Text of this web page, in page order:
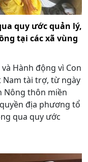
quy ước quản lý,
tại các xã vùng
Hành động vì Con
Nam tài trợ, từ ngày
Nông thôn miền
địa phương tổ
qua quy ước